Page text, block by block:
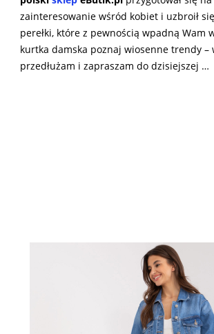
zainteresowanie wśród kobiet i uzbroił
perełki, które z pewnością wpadną Wam
kurtka damska poznaj wiosenne trendy –
przedłużam i zapraszam do dzisiejszej …